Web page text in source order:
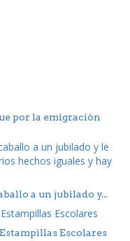
por la emigración
a un jubilado y...
Escolares